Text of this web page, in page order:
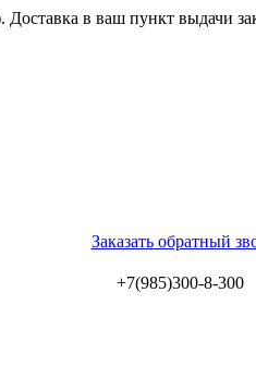
в ваш пункт выдачи
Заказать обратный
+7(985)300-8-300